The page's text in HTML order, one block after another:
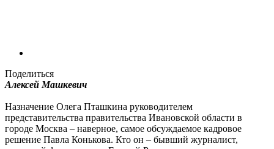
Поделиться
Алексей Машкевич
Назначение Олега Пташкина руководителем
представительства правительства Ивановской области в
городе Москва – наверное, самое обсуждаемое кадровое
решение Павла Конькова. Кто он – бывший журналист,